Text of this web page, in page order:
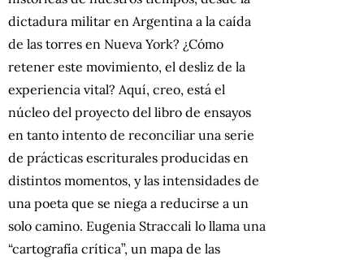
dictadura militar en Argentina a la caída
de las torres en Nueva York? ¿Cómo
retener este movimiento, el desliz de la
experiencia vital? Aquí, creo, está el
núcleo del proyecto del libro de ensayos
en tanto intento de reconciliar una serie
de prácticas escriturales producidas en
distintos momentos, y las intensidades de
una poeta que se niega a reducirse a un
solo camino. Eugenia Straccali lo llama una
“cartografía crítica”, un mapa de las